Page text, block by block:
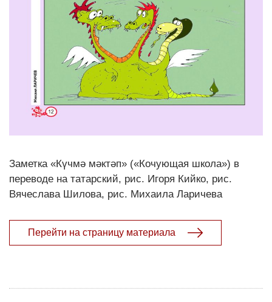
Заметка «Күчмә мәктәп» («Кочующая школа») в
переводе на татарский, рис. Игоря Кийко, рис.
Вячеслава Шилова, рис. Михаила Ларичева
Перейти на страницу материала